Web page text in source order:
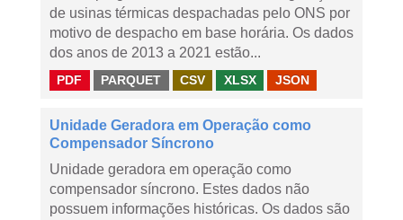
de usinas térmicas despachadas pelo ONS por
motivo de despacho em base horária. Os dados
dos anos de 2013 a 2021 estão...
PDF PARQUET CSV XLSX JSON
Unidade Geradora em Operação como
Compensador Síncrono
Unidade geradora em operação como
compensador síncrono. Estes dados não
possuem informações históricas. Os dados são